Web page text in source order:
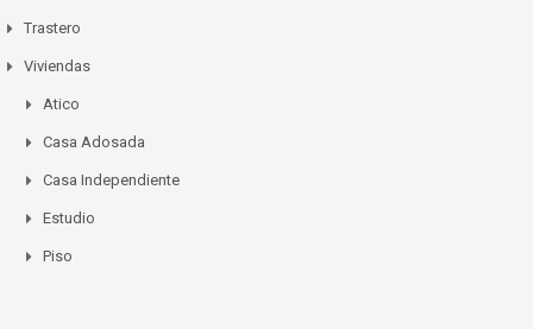
Trastero
Viviendas
Atico
Casa Adosada
Casa Independiente
Estudio
Piso